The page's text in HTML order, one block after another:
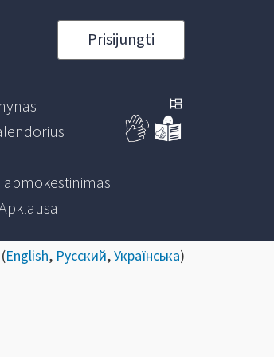
Prisijungti
English, Русский,Українська)